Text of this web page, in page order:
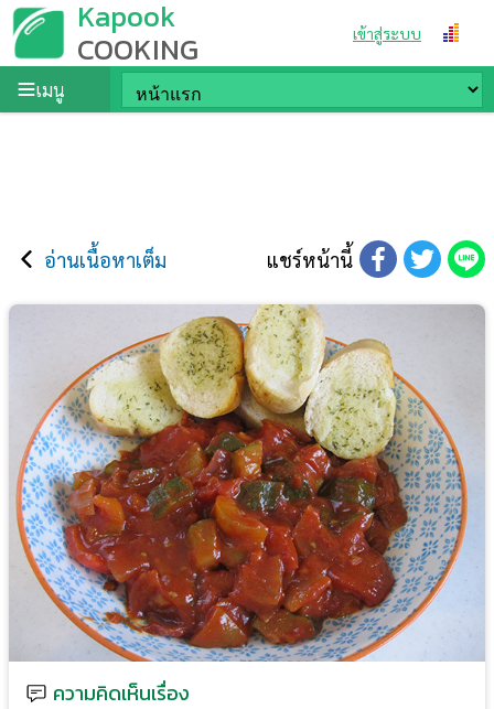
Kapook
COOKING เข้าสู่ระบบ
เมนู
อ่านเนื้อหาเต็ม แชร์หน้านี้
ความคิดเห็นเรื่อง